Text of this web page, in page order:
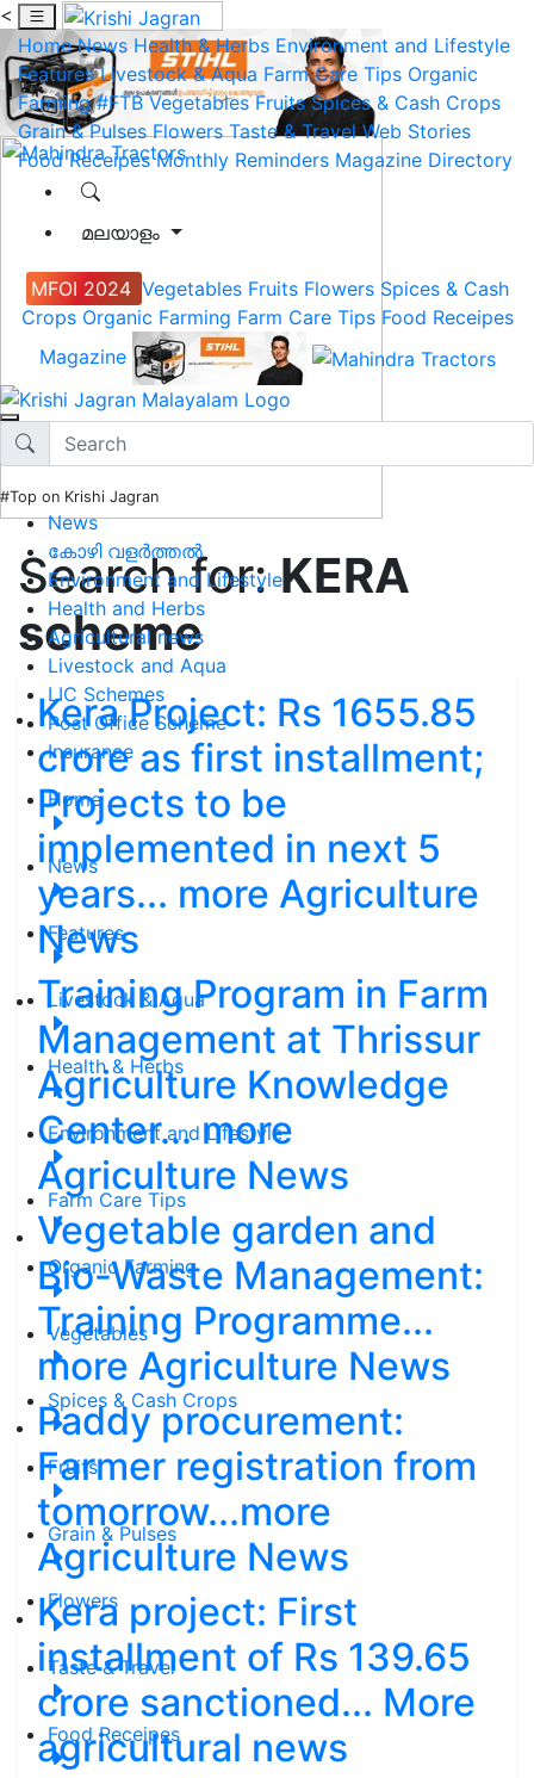
<
Home News Health & Herbs Environment and Lifestyle
Features Livestock & Aqua Farm Care Tips Organic
Farming #FTB Vegetables Fruits Spices & Cash Crops
Grain & Pulses Flowers Taste & Travel Web Stories
Food Receipes Monthly Reminders Magazine Directory
മലയാളം
MFOI 2024 Vegetables Fruits Flowers Spices & Cash
Crops Organic Farming Farm Care Tips Food Receipes
Magazine
#Top on Krishi Jagran
News
കോഴി വളർത്തൽ
Environment and Lifestyle
Health and Herbs
Agricultural news
Livestock and Aqua
LIC Schemes
Post Office Scheme
Insurance
Home
News
Features
Livestock & Aqua
Health & Herbs
Environment and Lifestyle
Farm Care Tips
Organic Farming
Vegetables
Spices & Cash Crops
Fruits
Grain & Pulses
Flowers
Taste & Travel
Food Receipes
Search for:KERA
scheme
Kera Project: Rs 1655.85
crore as first installment;
Projects to be
implemented in next 5
years... more Agriculture
News
Training Program in Farm
Management at Thrissur
Agriculture Knowledge
Center... more
Agriculture News
Vegetable garden and
Bio-Waste Management:
Training Programme...
more Agriculture News
Paddy procurement:
Farmer registration from
tomorrow...more
Agriculture News
Kera project: First
installment of Rs 139.65
crore sanctioned... More
agricultural news